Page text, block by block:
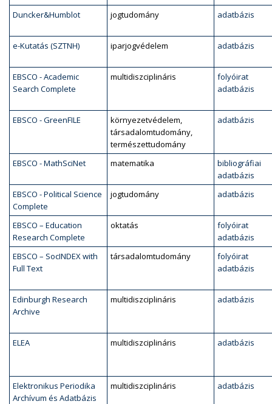
Duncker&Humblot jogtudomány adatbázis
e-Kutatás (SZTNH) iparjogvédelem adatbázis
EBSCO - Academic
Search Complete
multidiszciplináris
folyóirat
adatbázis
EBSCO - GreenFILE
környezetvédelem,
társadalomtudomány,
természettudomány
adatbázis
EBSCO - MathSciNet matematika
bibliográfiai
adatbázis
EBSCO - Political Science
Complete
jogtudomány adatbázis
EBSCO – Education
Research Complete
oktatás
folyóirat
adatbázis
EBSCO – SocINDEX with
Full Text
társadalomtudomány
folyóirat
adatbázis
Edinburgh Research
Archive
multidiszciplináris adatbázis
ELEA multidiszciplináris adatbázis
Elektronikus Periodika
Archívum és Adatbázis
multidiszciplináris adatbázis